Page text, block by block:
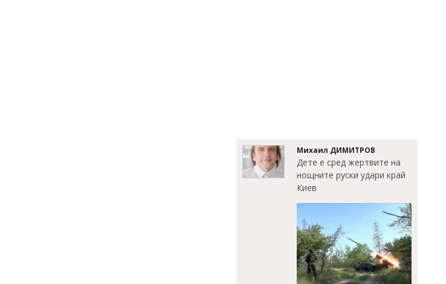
Михаил ДИМИТРОВ
Дете е сред жертвите на
нощните руски удари край
Киев